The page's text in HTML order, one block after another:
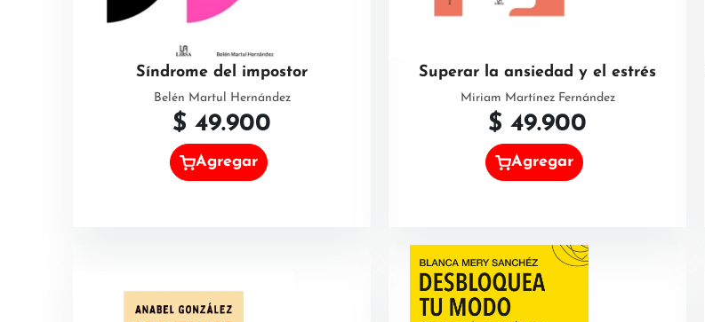
Síndrome del impostor
Belén Martul Hernández
$ 49.900
Agregar
Superar la ansiedad y el estrés
Miriam Martínez Fernández
$ 49.900
Agregar